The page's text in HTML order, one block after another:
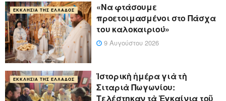
ΕΚΚΛΗΣΊΑ ΤΗΣ ΕΛΛΆΔΟΣ
«Να φτάσουμε
προετοιμασμένοι στο Πάσχα
του καλοκαιριού»
9 Αυγούστου 2026
ΕΚΚΛΗΣΊΑ ΤΗΣ ΕΛΛΆΔΟΣ
Ἱστορικὴ ἡμέρα γιὰ τὴ
Σιταριὰ Πωγωνίου:
Τελέστηκαν τὰ Ἐγκαίνια τοῦ